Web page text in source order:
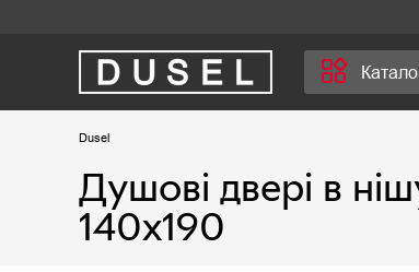
Dusel
Душові двері в
140х190